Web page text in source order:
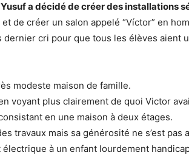
a décidé de créer des installations
de créer un salon appelé “Víctor” en
dernier cri pour que tous les élèves aient
modeste maison de famille.
voyant plus clairement de quoi Victor
en une maison à deux étages.
travaux mais sa générosité ne s’est pas
à un enfant lourdement